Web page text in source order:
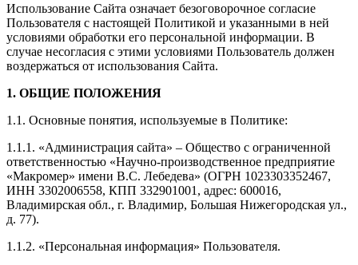
Использование Сайта означает безоговорочное согласие
Пользователя с настоящей Политикой и указанными в ней
условиями обработки его персональной информации. В
случае несогласия с этими условиями Пользователь должен
воздержаться от использования Сайта.
1. ОБЩИЕ ПОЛОЖЕНИЯ
1.1. Основные понятия, используемые в Политике:
1.1.1. «Администрация сайта» – Общество с ограниченной
ответственностью «Научно-производственное предприятие
«Макромер» имени В.С. Лебедева» (ОГРН 1023303352467,
ИНН 3302006558, КПП 332901001, адрес: 600016,
Владимирская обл., г. Владимир, Большая Нижегородская ул.,
д. 77).
1.1.2. «Персональная информация» Пользователя.